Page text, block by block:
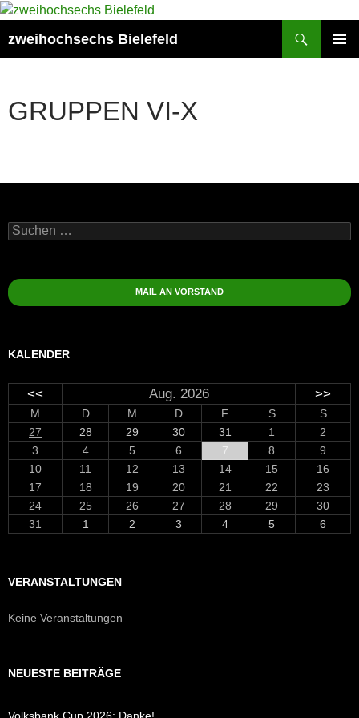
Zum
springen
zweihochsechs Bielefeld
GRUPPEN VI-X
Suchen
nach:
MAIL AN VORSTAND
KALENDER
<< Aug. 2026 >>
M D M D F S
S
27
28 29 30 31 1
2
3
4 5 6 7 8
9
10
11 12 13 14 15
16
17
18 19 20 21 22
23
24
25 26 27 28 29
30
31
1 2 3 4 5 6
VERANSTALTUNGEN
Keine Veranstaltungen
NEUESTE BEITRÄGE
Volksbank Cup 2026: Danke!